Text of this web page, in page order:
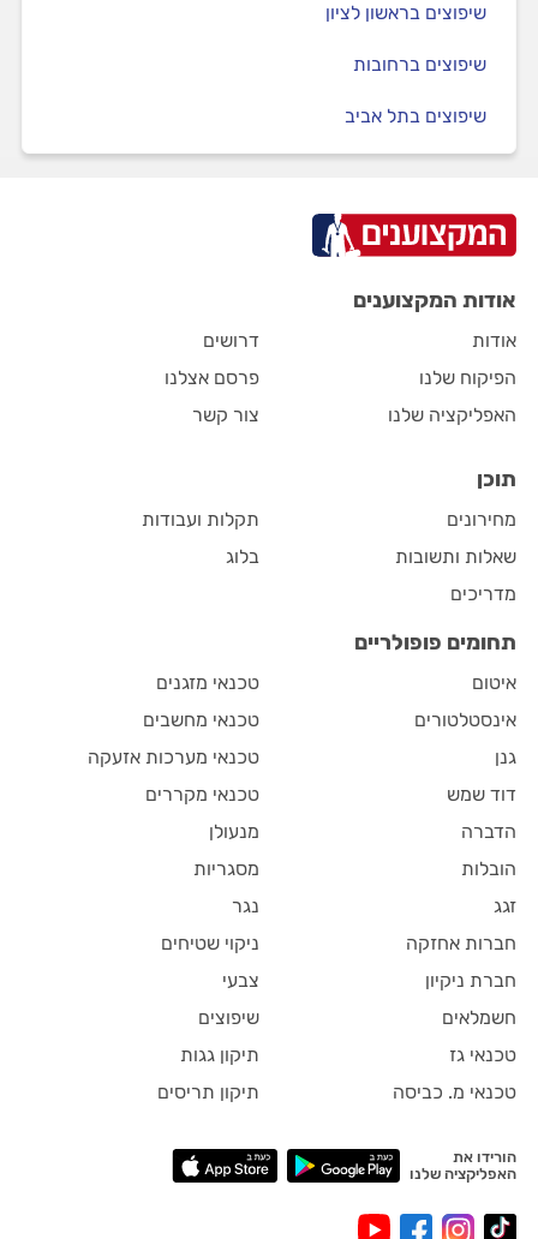
שיפוצים בראשון לציון
שיפוצים ברחובות
שיפוצים בתל אביב
אודות המקצוענים
אודות
הפיקוח שלנו
האפליקציה שלנו
דרושים
פרסם אצלנו
צור קשר
תוכן
מחירונים
שאלות ותשובות
מדריכים
תקלות ועבודות
בלוג
תחומים פופולריים
איטום
אינסטלטורים
גנן
דוד שמש
הדברה
הובלות
זגג
חברות אחזקה
חברת ניקיון
חשמלאים
טכנאי גז
טכנאי מ. כביסה
טכנאי מזגנים
טכנאי מחשבים
טכנאי מערכות אזעקה
טכנאי מקררים
מנעולן
מסגריות
נגר
ניקוי שטיחים
צבעי
שיפוצים
תיקון גגות
תיקון תריסים
הורידו את
האפליקציה שלנו